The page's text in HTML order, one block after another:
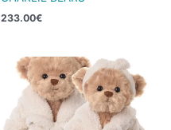
233.00€